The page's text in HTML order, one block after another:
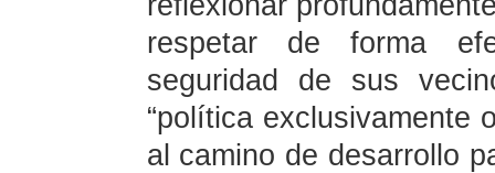
respetar de forma
seguridad de sus
“política exclusivamente
al camino de desarrollo